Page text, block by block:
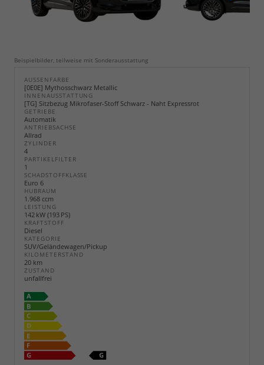
Beispielbilder, teilweise mit Sonderausstattung
AUSSENFARBE
[0E0E] Mythosschwarz Metallic
INNENAUSSTATTUNG
[TG] Sitzbezug Mikrofaser-Stoff Schwarz - Naht Expressrot
GETRIEBE
Automatik
ANTRIEBSACHSE
Allrad
ZYLINDER
4
PARTIKELFILTER
1
SCHADSTOFFKLASSE
Euro 6
HUBRAUM
1.968 ccm
LEISTUNG
142 kW (193 PS)
KRAFTSTOFF
Diesel
KATEGORIE
SUV/Geländewagen/Pickup
KILOMETERSTAND
20 km
ZUSTAND
unfallfrei